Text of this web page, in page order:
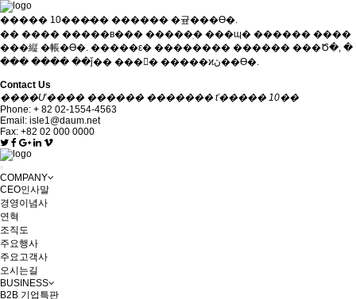
����� 10���̶�� ������ �귶���ϴ�.
�� ���� �����в��� �����ֽ� ���ɰ� ������ ����
���縦 �帳�ϴ�. �����ε� �������� ������ ���Ծ�, �
��� ���� ��ǰ�� ���񽺸� �����ϰڽ��ϴ�.
Contact Us
����Ư���� ������ ������� ť����� 10��
Phone: + 82 02-1554-4563
Email: isle1@daum.net
Fax: +82 02 000 0000
Toggle
navigation
COMPANY
CEO인사말
경영이념사
연혁
조직도
주요행사
주요고객사
오시는길
BUSINESS
B2B 기업특판